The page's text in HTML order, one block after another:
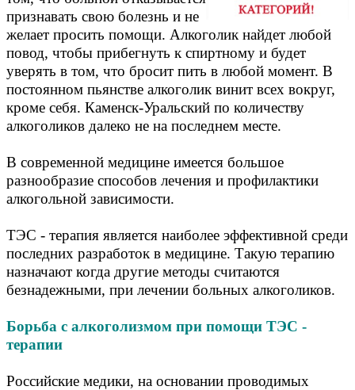
признавать свою болезнь и не
желает просить помощи. Алкоголик найдет любой
повод, чтобы прибегнуть к спиртному и будет
уверять в том, что бросит пить в любой момент. В
постоянном пьянстве алкоголик винит всех вокруг,
кроме себя. Каменск-Уральский по количеству
алкоголиков далеко не на последнем месте.
В современной медицине имеется большое
разнообразие способов лечения и профилактики
алкогольной зависимости.
ТЭС - терапия является наиболее эффективной среди
последних разработок в медицине. Такую терапию
назначают когда другие методы считаются
безнадежными, при лечении больных алкоголиков.
Борьба с алкоголизмом при помощи ТЭС -
терапии
Российские медики, на основании проводимых